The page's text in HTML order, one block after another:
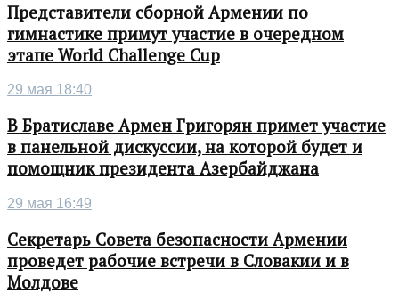
Представители сборной Армении по
гимнастике примут участие в очередном
этапе World Challenge Cup
29 мая 18:40
В Братиславе Армен Григорян примет участие
в панельной дискуссии, на которой будет и
помощник президента Азербайджана
29 мая 16:49
Секретарь Совета безопасности Армении
проведет рабочие встречи в Словакии и в
Молдове